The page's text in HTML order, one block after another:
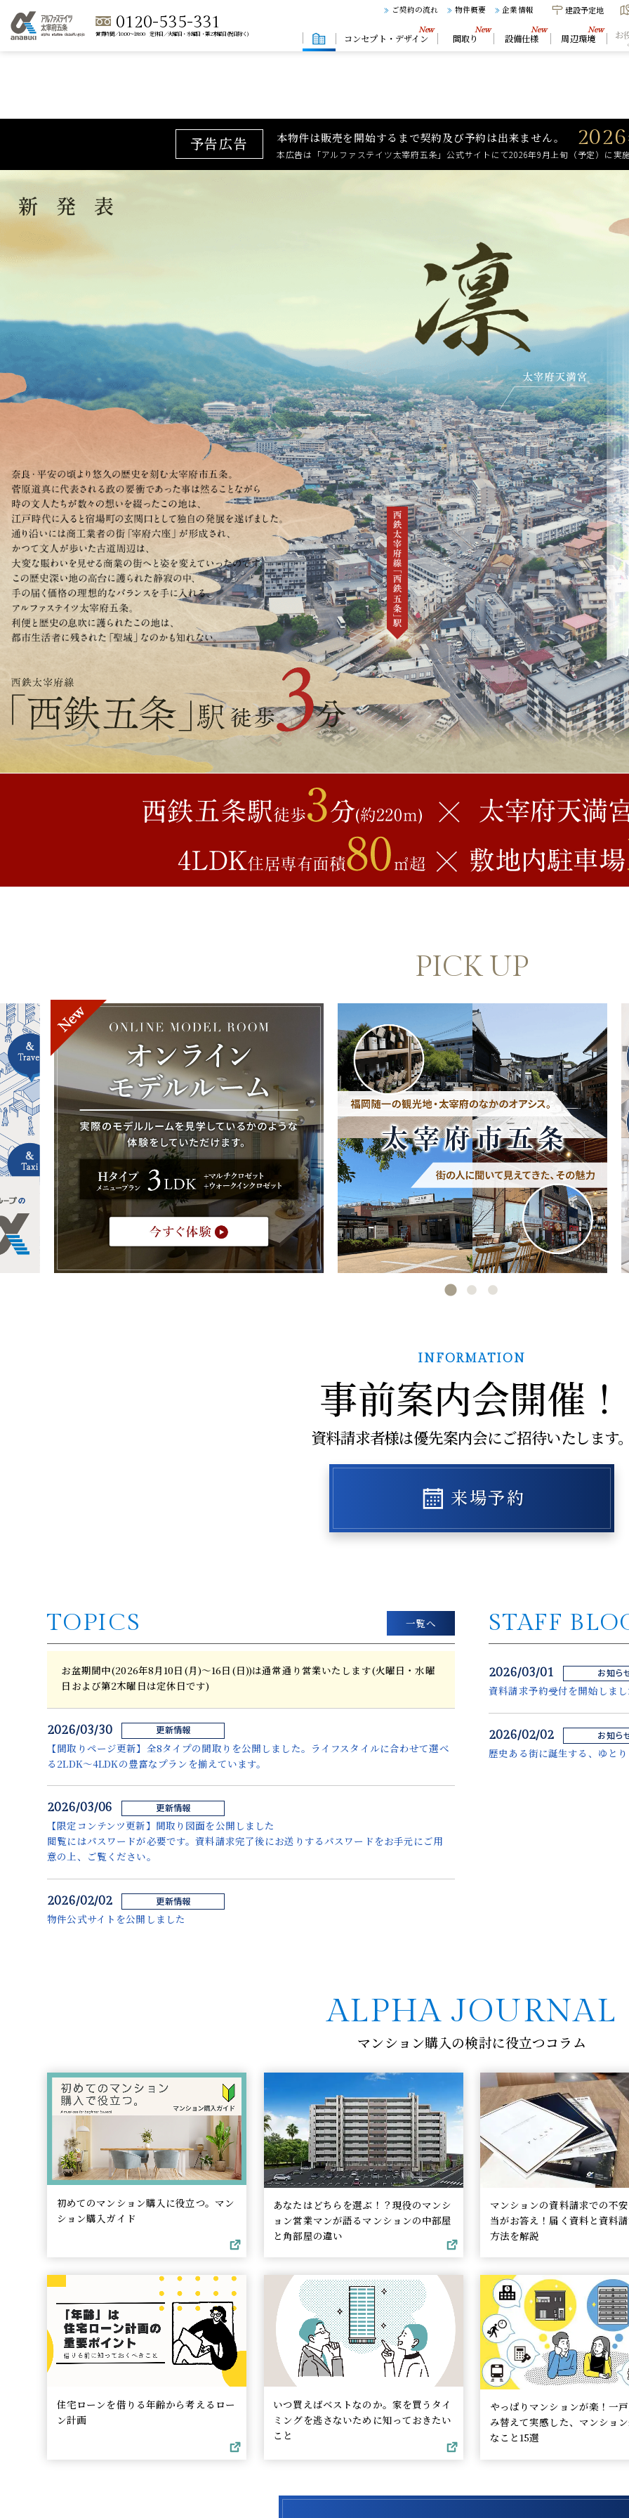
0120-535-331
営業時間／10:00～18:00 定休日／火曜日・水曜日・第2木曜日(祝日除く)
ご契約の流れ 物件概要 企業情報 建設予定地
コンセプト・デザイン 間取り 設備仕様 周辺環境 お
予告広告 本物件は販売を開始するまで契約及び予約は出来ません。 2026
本広告は「アルファステイツ太宰府五条」公式サイトにて2026年9月上旬（予定）に実
PICK UP
INFORMATION
事前案内会開催！
資料請求者様は優先案内会にご招待いたします
来場予約
TOPICS 一覧へ
お盆期間中(2026年8月10日(月)〜16日(日))は通常通り営業いたします(火曜日・水曜
日および第2木曜日は定休日です)
2026/03/30 更新情報
【間取りページ更新】全8タイプの間取りを公開しました。ライフスタイルに合わせて選べ
る2LDK〜4LDKの豊富なプランを揃えています。
2026/03/06 更新情報
【限定コンテンツ更新】間取り図面を公開しました
閲覧にはパスワードが必要です。資料請求完了後にお送りするパスワードをお手元にご用
意の上、ご覧ください。
2026/02/02 更新情報
物件公式サイトを公開しました
STAFF
2026/03/01 お知ら
資料請求予約受付を開始しま
2026/02/02 お知ら
歴史ある街に誕生する、ゆと
ALPHA JOURNAL
マンション購入の検討に役立つコラム
初めてのマンション購入に役立つ。マン
ション購入ガイド
あなたはどちらを選ぶ！？現役のマンシ
ョン営業マンが語るマンションの中部屋
と角部屋の違い
マンションの資料請求での不
当がお答え！届く資料と資料
方法を解説
住宅ローンを借りる年齢から考えるロー
ン計画
いつ買えばベストなのか。家を買うタイ
ミングを逃さないために知っておきたい
こと
やっぱりマンションが楽！一
み替えて実感した、マンショ
なこと15選